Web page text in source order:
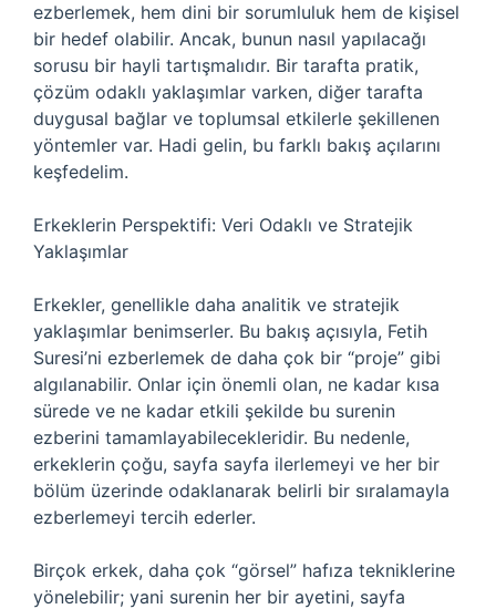
ezberlemek, hem dini bir sorumluluk hem de kişisel
bir hedef olabilir. Ancak, bunun nasıl yapılacağı
sorusu bir hayli tartışmalıdır. Bir tarafta pratik,
çözüm odaklı yaklaşımlar varken, diğer tarafta
duygusal bağlar ve toplumsal etkilerle şekillenen
yöntemler var. Hadi gelin, bu farklı bakış açılarını
keşfedelim.
Erkeklerin Perspektifi: Veri Odaklı ve Stratejik
Yaklaşımlar
Erkekler, genellikle daha analitik ve stratejik
yaklaşımlar benimserler. Bu bakış açısıyla, Fetih
Suresi’ni ezberlemek de daha çok bir “proje” gibi
algılanabilir. Onlar için önemli olan, ne kadar kısa
sürede ve ne kadar etkili şekilde bu surenin
ezberini tamamlayabilecekleridir. Bu nedenle,
erkeklerin çoğu, sayfa sayfa ilerlemeyi ve her bir
bölüm üzerinde odaklanarak belirli bir sıralamayla
ezberlemeyi tercih ederler.
Birçok erkek, daha çok “görsel” hafıza tekniklerine
yönelebilir; yani surenin her bir ayetini, sayfa